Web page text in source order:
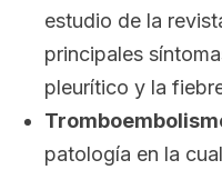
estudio de la
principales
pleurítico y la
patología en la